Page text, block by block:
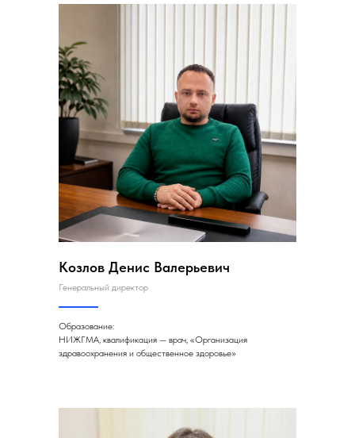
Козлов Денис Валерьевич
Генеральный директор
Образование:
НИЖГМА, квалификация — врач, «Организация
здравоохранения и общественное здоровье»